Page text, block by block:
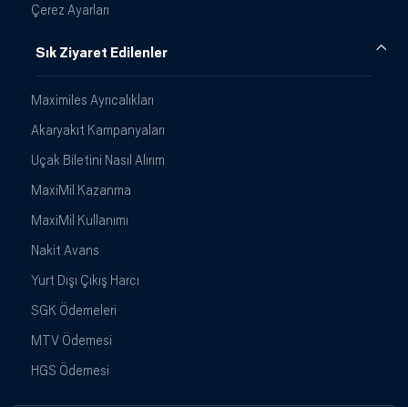
Çerez Ayarları
Sık Ziyaret Edilenler
Maximiles Ayrıcalıkları
Akaryakıt Kampanyaları
Uçak Biletini Nasıl Alırım
MaxiMil Kazanma
MaxiMil Kullanımı
Nakit Avans
Yurt Dışı Çıkış Harcı
SGK Ödemeleri
MTV Ödemesi
HGS Ödemesi